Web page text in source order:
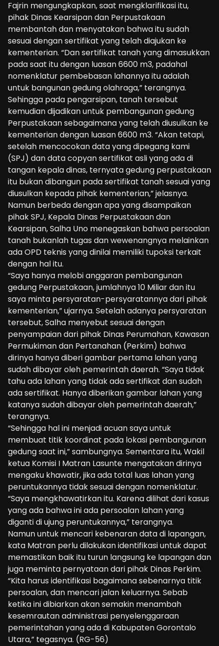
Fajrin mengungkapkan, saat mengklarifikasi itu,
pihak Dinas Kearsipan dan Perpustakaan
membantah dan menyatakan bahwa itu sudah
sesuai dengan sertifikat yang telah diajukan ke
kementerian. “Dan sertifikat tanah yang dimasukkan
pada saat itu dengan luasan 6600 m3, padahal
nomenklatur pembebasan lahannya itu adalah
untuk bangunan gedung olahraga,” terangnya.
Sehingga pada pengarsipan, tanah tersebut
kemudian dijadikan untuk pembangunan gedung
Perpustakaan sebagaimana yang telah diusulkan ke
kementerian dengan luasan 6600 m3. “Akan tetapi,
setelah mencocokan data yang dipegang kami
(SPJ) dan data copyan sertifikat asli yang ada di
tangan kepala dinas, ternyata gedung perpustakaan
itu bukan dibangun pada sertifikat tanah sesuai yang
diusulkan kepada pihak kementerian,” jelasnya.
Namun berbeda dengan apa yang disampaikan
pihak SPJ, Kepala Dinas Perpustakaan dan
Kearsipan, Salha Uno menegaskan bahwa persoalan
tanah bukanlah tugas dan wewenangnya melainkan
ada OPD teknis yang dinilai memiliki tupoksi terkait
dengan hal itu.
“Saya hanya melobi anggaran pembangunan
gedung Perpustakaan, jumlahnya 10 Miliar dan itu
saya minta persyaratan-persyaratannya dari pihak
kementerian,” ujarnya. Setelah adanya persyaratan
tersebut, Salha menyebut sesuai dengan
penyampaian dari pihak Dinas Perumahan, Kawasan
Permukiman dan Pertanahan (Perkim) bahwa
dirinya hanya diberi gambar pertama lahan yang
sudah dibayar oleh pemerintah daerah. “Saya tidak
tahu ada lahan yang tidak ada sertifikat dan sudah
ada sertifikat. Hanya diberikan gambar lahan yang
katanya sudah dibayar oleh pemerintah daerah,”
terangnya.
“Sehingga hal ini menjadi acuan saya untuk
membuat titik koordinat pada lokasi pembangunan
gedung saat ini,” sambungnya. Sementara itu, Wakil
ketua Komisi I Matran Lasunte mengatakan dirinya
mengaku khawatir, jika ada total luas lahan yang
peruntukannya tidak sesuai dengan nomenklatur.
“Saya mengkhawatirkan itu. Karena dilihat dari kasus
yang ada bahwa ini ada persoalan lahan yang
diganti di ujung peruntukannya,” terangnya.
Namun untuk mencari kebenaran data di lapangan,
kata Matran perlu dilakukan identifikasi untuk dapat
memastikan baik itu turun langsung ke lapangan dan
juga meminta pernyataan dari pihak Dinas Perkim.
“Kita harus identifikasi bagaimana sebenarnya titik
persoalan, dan mencari jalan keluarnya. Sebab
ketika ini dibiarkan akan semakin menambah
kesemrautan administrasi penyelenggaraan
pemerintahan yang ada di Kabupaten Gorontalo
Utara,” tegasnya. (RG-56)